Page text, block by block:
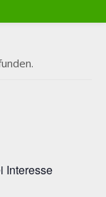
Interesse